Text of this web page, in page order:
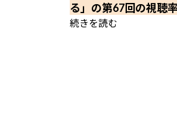
る」の第67回の視聴
続きを読む